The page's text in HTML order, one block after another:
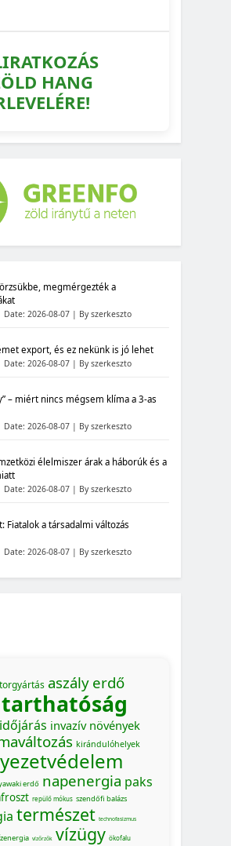
HANG
megmérgezték a
Date: 2026-08-07 By szerkeszto
export, és ez nekünk is jó lehet
Date: 2026-08-07 By szerkeszto
– miért nincs mégsem klíma a 3-as
Date: 2026-08-07 By szerkeszto
élelmiszer árak a háborúk és a
Date: 2026-08-07 By szerkeszto
Fiatalok a társadalmi változás
Date: 2026-08-07 By szerkeszto
aszály erdő
időjárás invazív növények
kirándulóhelyek
erdő napenergia paks
repülő mókus szendőfi balázs
természet technofasizmus
vízőrzők vízügy ökofalu